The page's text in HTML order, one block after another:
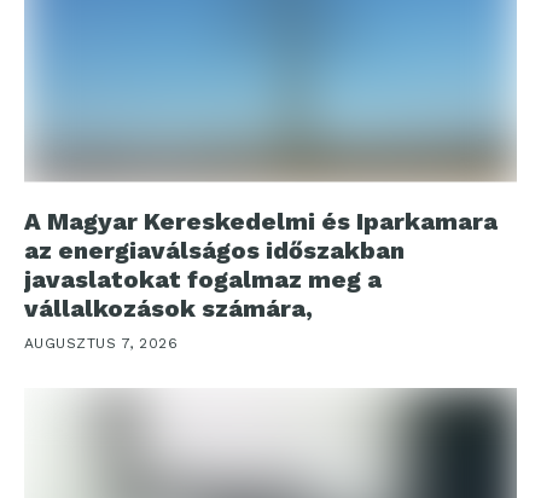
A Magyar Kereskedelmi és Iparkamara
az energiaválságos időszakban
javaslatokat fogalmaz meg a
vállalkozások számára,
AUGUSZTUS 7, 2026